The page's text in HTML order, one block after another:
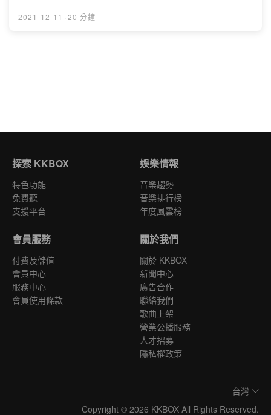
by Firstory Hosting
2021-12-11 · 20 分鐘
探索 KKBOX
特色功能
免費聽
支援平台
娛樂情報
音樂趨勢
音樂排行榜
年度風雲榜
會員服務
付費及儲值
會員中心
服務中心
會員使用條款
關於我們
關於 KKBOX
新聞中心
廣告合作
聯絡我們
歌曲上架
營業公播服務
人才招募
隱私權政策
台灣
Copyright © 2026 KKBOX All Rights Reserved.